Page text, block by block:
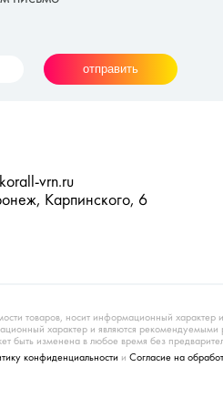
отправить
vrn.ru
Карпинского, 6
товаров, носит информационный
характер и являются
изменена в любое время без
конфиденциальности и Согласие на